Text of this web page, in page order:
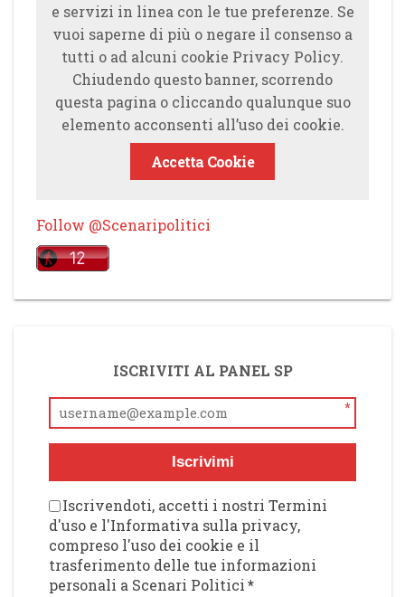
e servizi in linea con le tue preferenze. Se
vuoi saperne di più o negare il consenso a
tutti o ad alcuni cookie Privacy Policy.
Chiudendo questo banner, scorrendo
questa pagina o cliccando qualunque suo
elemento acconsenti all’uso dei cookie.
Accetta Cookie
Follow @Scenaripolitici
ISCRIVITI AL PANEL SP
*
Iscrivimi
Iscrivendoti, accetti i nostri Termini
d'uso e l'Informativa sulla privacy,
compreso l'uso dei cookie e il
trasferimento delle tue informazioni
personali a Scenari Politici*